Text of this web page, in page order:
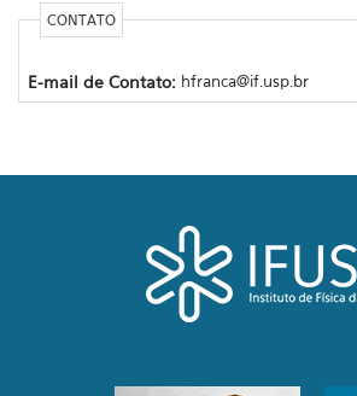
CONTATO
E-mail de Contato: hfranca@if.usp.br